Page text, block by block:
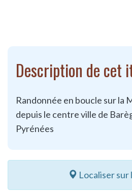
Description de cet
Randonnée en boucle sur la
depuis le centre ville de
Pyrénées
Localiser sur